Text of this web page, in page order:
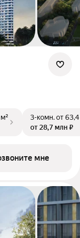
3-комн.от
от 28,7 млн ₽
мне